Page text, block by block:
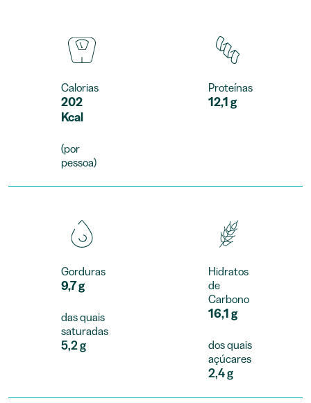
Calorias
202
Kcal
(por
pessoa)
Proteínas
12,1 g
Gorduras
9,7 g
das quais
saturadas
5,2 g
Hidratos
de
Carbono
16,1 g
dos quais
açúcares
2,4 g